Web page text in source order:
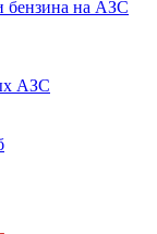
бензина на АЗС
АЗС